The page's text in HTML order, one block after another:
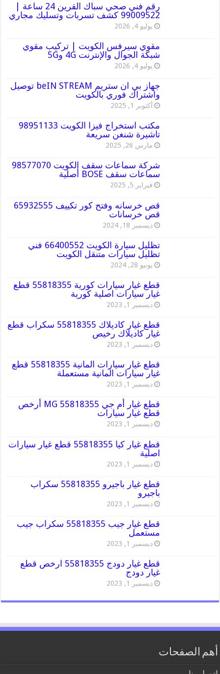
رقم فني صحي سباك القرين 24 ساعة |
99009522 كشف تسربات وتسليك مجاري
يوليو 4, 2026
مقوي سيرفس الكويت | تركيب مقوي
شبكة الجوال والإنترنت 4G و5G
يوليو 4, 2026
جهاز بي ان ستريم beIN STREAM توصيل
واشتراك فوري بالكويت
أكتوبر 1, 2025
مكتب استخراج فيزا الكويت 98951133
تاشيرة شنغن سريعة
مارس 26, 2025
شركة سماعات سقف الكويت 98577070
سماعات سقف BOSE أصلية
فبراير 5, 2025
قص خرسانه وفتح كور تكييف 65932555
قص خرسانات
ديسمبر 18, 2024
تظليل سيارة الكويت 66400552 فني
تظليل سيارات متنقل الكويت
يونيو 28, 2024
قطع غيار سيارات كورية 55818355 قطع
غيار سيارات اصلية كورية
ديسمبر 1, 2023
قطع غيار كاديلاك 55818355 سكراب قطع
غيار كاديلاك رخيص
ديسمبر 1, 2023
قطع غيار سيارات المانية 55818355 قطع
غيار سيارات المانية مستعملة
ديسمبر 1, 2023
قطع غيار أم جي MG 55818355 أرخص
قطع غيار سيارات
ديسمبر 1, 2023
قطع غيار كيا 55818355 قطع غيار سيارات
اصلية
ديسمبر 1, 2023
قطع غيار باجيرو 55818355 سكراب
باجيرو
ديسمبر 1, 2023
قطع غيار جيب 55818355 سكراب جيب
مستعمل
ديسمبر 1, 2023
قطع غيار دودج 55818355 ارخص قطع
غيار دودج
ديسمبر 1, 2023
أهم الصفحات